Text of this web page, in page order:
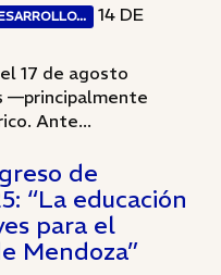
14 DE
17 de agosto
—principalmente
Ante...
de
“La educación
para el
Mendoza”